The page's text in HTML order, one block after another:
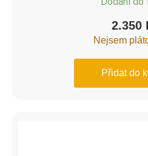
2.350
Nejsem
Přidat do